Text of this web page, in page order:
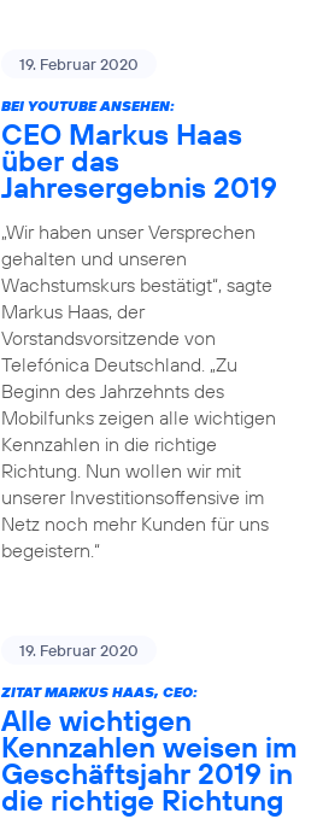
19. Februar 2020
BEI YOUTUBE ANSEHEN:
CEO Markus Haas
über das
Jahresergebnis 2019
„Wir haben unser Versprechen
gehalten und unseren
Wachstumskurs bestätigt“, sagte
Markus Haas, der
Vorstandsvorsitzende von
Telefónica Deutschland. „Zu
Beginn des Jahrzehnts des
Mobilfunks zeigen alle wichtigen
Kennzahlen in die richtige
Richtung. Nun wollen wir mit
unserer Investitionsoffensive im
Netz noch mehr Kunden für uns
begeistern.“
19. Februar 2020
ZITAT MARKUS HAAS, CEO:
Alle wichtigen
Kennzahlen weisen im
Geschäftsjahr 2019 in
die richtige Richtung